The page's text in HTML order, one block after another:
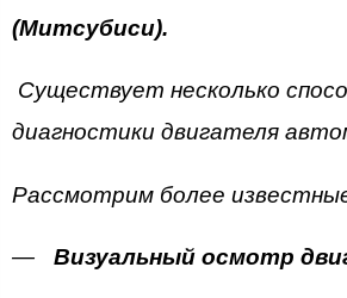
(Митсубиси).
Существует несколько
диагностики двигателя
Рассмотрим более
Визуальный осмотр